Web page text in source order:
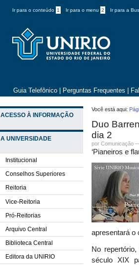
Ir para o conteúdo 1 Ir para o menu 2 Ir para a
Guia Telefônico Perguntas Frequentes
ACESSO À INFORMAÇÃO
A UNIVERSIDADE
Institucional
Conselhos Superiores
Reitoria
Vice-Reitoria
Pró-Reitorias
Arquivo Central
Biblioteca Central
Editora da UNIRIO
Você está aqui:
Duo
dia 2
porComunicação
‘Pianeiros e
apresentará o
No
século XIX